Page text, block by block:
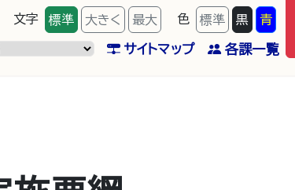
文字 標準 大きく 最大 色 標準 黒 青
サイトマップ 各課一覧